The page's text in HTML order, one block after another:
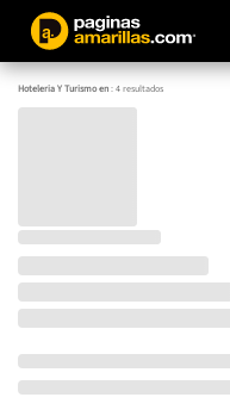
Hoteleria Y Turismo en:4resultados